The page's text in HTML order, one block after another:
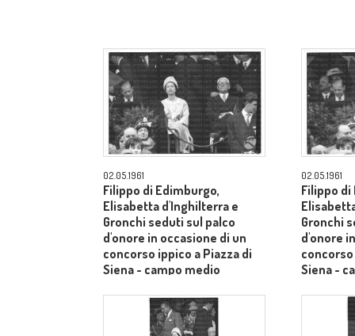
02.05.1961
Filippo di Edimburgo,
Elisabetta d'Inghilterra e
Gronchi seduti sul palco
d'onore in occasione di un
concorso ippico a Piazza di
Siena - campo medio
02.05.1961
Filippo di
Gronchi
d'onore
Siena -